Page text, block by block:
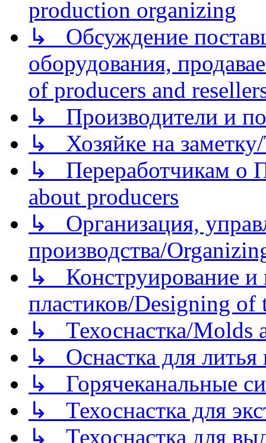
production organizing
↳ Обсуждение
оборудования,
of producers and
↳ Производители и
↳ Хозяйке на
↳ Переработчикам о
about producers
↳ Организация,
производства/
↳ Конструирование и
пластиков/Designing of
↳ Техоснастка/Molds
↳ Оснастка для литья
↳ Горячеканальные
↳ Техоснастка для
↳ Техоснастка для